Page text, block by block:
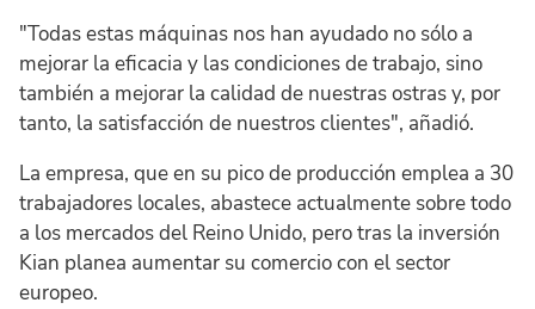
"Todas estas máquinas nos han ayudado no sólo a
mejorar la eficacia y las condiciones de trabajo, sino
también a mejorar la calidad de nuestras ostras y, por
tanto, la satisfacción de nuestros clientes", añadió.
La empresa, que en su pico de producción emplea a 30
trabajadores locales, abastece actualmente sobre todo
a los mercados del Reino Unido, pero tras la inversión
Kian planea aumentar su comercio con el sector
europeo.